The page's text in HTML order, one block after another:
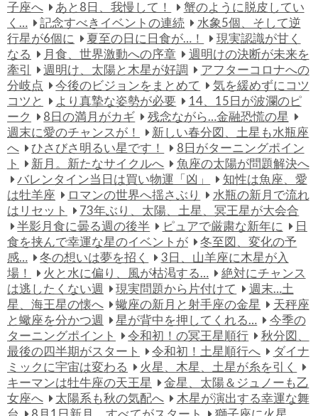
子座へ あと8日、我慢して！
蟹のように脱皮してい
く…
記念すべきイベントの連続
水象5個、そして逆
行星が6個に
夏至の日に日食が…！
現実認識が甘く
なる
月食、世界激動への序章
週明けの決断が未来を
牽引
週明け、太陽と木星が好調
アフターコロナへの
分岐点
今後のビジョンをまとめて
気を緩めずにコツ
コツと
より真摯な姿勢が必要
14、15日が波瀾のピ
ーク
8日の満月がカギ
残念ながら…金融恐慌の星
週末に愛のチャンスが！
新しい春分図、土星も水瓶座
へ
ひさびさ明るい星です！
8日がターニングポイン
ト
新月。新たなサイクルへ
魚座の太陽が問題解決へ
バレンタイン当日は買い物運「凶」
知性は魚座、愛
は牡羊座
ロマンの世界へ揺さぶり
水瓶の新月で流れ
はリセット
73年ぶり、太陽、土星、冥王星が大会合
半影月食に曇る週の後半
ピュアで厳粛な新年に
日
食を挟んで幸運な星のイベントが
冬至図、変化の予
感…
冬の想いは夢を招く
3日、山羊座に木星が入
場！
火と水に偏り、風が枯渇する…
絶対にチャンス
は逃したくない週
現実問題から片付けて
週末…土
星、海王星の懐へ
蠍座の新月と射手座の金星
天秤座
と蠍座を分かつ週
星が背中を押してくれる…
今季の
ターニングポイント
令和初！の冥王星順行
秋分図、
最後の四半期がスタート
令和初！土星順行へ
ダイナ
ミックに宇宙は変わる
火星、木星、土星が糸を引く
キーマンは牡牛座の天王星
金星、太陽＆ジュノーも乙
女座へ
太陽系も秋の気配へ
木星が演出する幸運な舞